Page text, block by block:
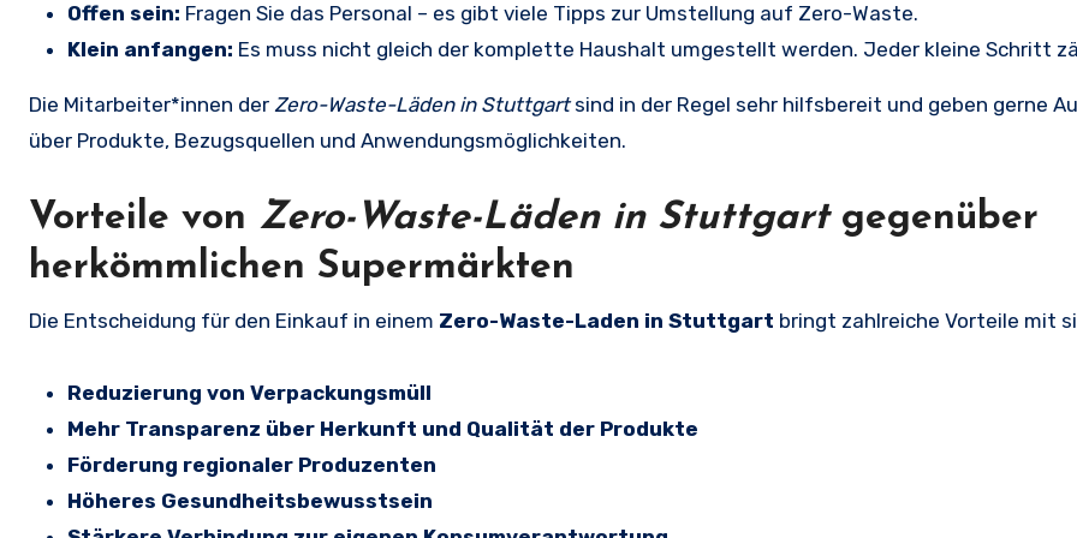
Offen sein: Fragen Sie das Personal – es gibt viele Tipps zur Umstellung auf Zero-Waste.
Klein anfangen: Es muss nicht gleich der komplette Haushalt umgestellt werden. Jeder kleine Schritt
Die Mitarbeiter*innen der Zero-Waste-Läden in Stuttgartsind in der Regel sehr hilfsbereit und geben gerne
über Produkte, Bezugsquellen und Anwendungsmöglichkeiten.
Vorteile von Zero-Waste-Läden in Stuttgartgegenüber
herkömmlichen Supermärkten
Die Entscheidung für den Einkauf in einem Zero-Waste-Laden in Stuttgart bringt zahlreiche Vorteile mit
Reduzierung von Verpackungsmüll
Mehr Transparenz über Herkunft und Qualität der Produkte
Förderung regionaler Produzenten
Höheres Gesundheitsbewusstsein